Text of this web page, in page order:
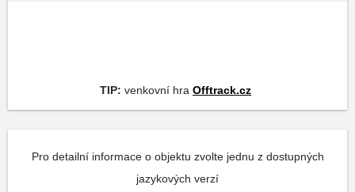
TIP: venkovní hra Offtrack.cz
Pro detailní informace o objektu zvolte jednu z dostupných
jazykových verzí